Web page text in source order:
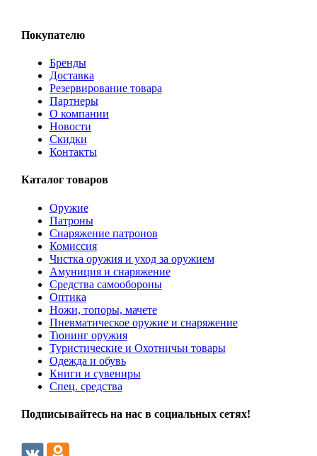
Покупателю
Бренды
Доставка
Резервирование товара
Партнеры
О компании
Новости
Скидки
Контакты
Каталог товаров
Оружие
Патроны
Снаряжение патронов
Комиссия
Чистка оружия и уход за оружием
Амуниция и снаряжение
Средства самообороны
Оптика
Ножи, топоры, мачете
Пневматическое оружие и снаряжение
Тюнинг оружия
Туристические и Охотничьи товары
Одежда и обувь
Книги и сувениры
Спец. средства
Подписывайтесь на нас в социальных сетях!